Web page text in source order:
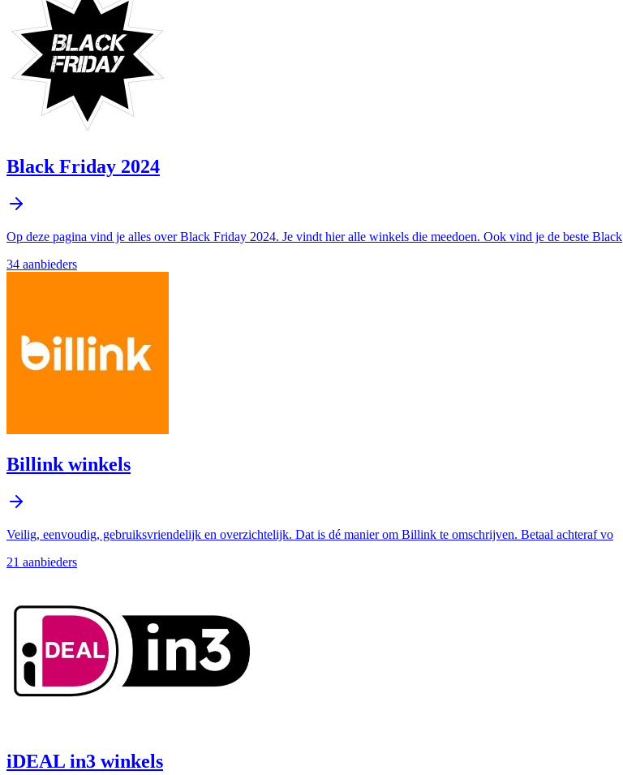
Black Friday 2024
Op deze pagina vind je alles over Black Friday 2024. Je vindt hier alle winkels die meedoen. Ook vind je de beste Black
34 aanbieders
Billink winkels
Veilig, eenvoudig, gebruiksvriendelijk en overzichtelijk. Dat is dé manier om Billink te omschrijven. Betaal achteraf vo
21 aanbieders
iDEAL in3 winkels